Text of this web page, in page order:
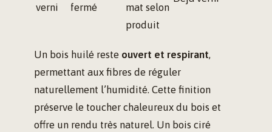
verni
fermé
mat selon
produit
Un bois huilé reste ouvert et respirant,
permettant aux fibres de réguler
naturellement l’humidité. Cette finition
préserve le toucher chaleureux du bois et
offre un rendu très naturel. Un bois ciré